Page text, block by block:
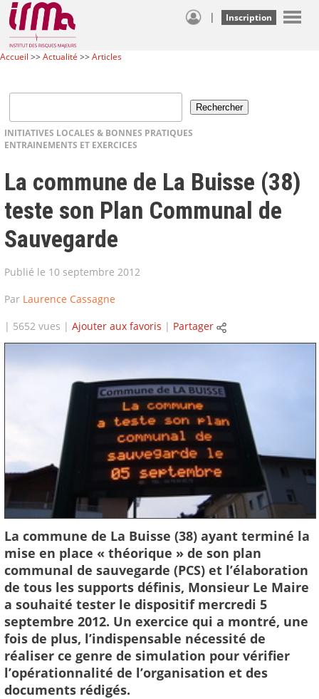
| Inscription
Accueil >>Actualité >>Articles
INITIATIVES LOCALES & BONNES PRATIQUES
ENTRAINEMENTS ET EXERCICES
La commune de La Buisse (38)
teste son Plan Communal de
Sauvegarde
Publié le 10 septembre 2012
Par Laurence Cassagne
| 5652 vues | Ajouter aux favoris | Partager
La commune de La Buisse (38) ayant terminé la
mise en place « théorique » de son plan
communal de sauvegarde (PCS) et l’élaboration
de tous les supports définis, Monsieur Le Maire
a souhaité tester le dispositif mercredi 5
septembre 2012. Un exercice qui a montré, une
fois de plus, l’indispensable nécessité de
réaliser ce genre de simulation pour vérifier
l’opérationnalité de l’organisation et des
documents rédigés.